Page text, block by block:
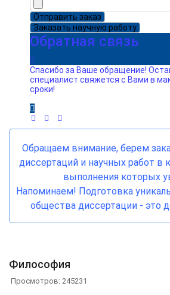
Отправить заказ
Заказать научную работу
Обратная связь
Спасибо за Ваше обращение!
специалист свяжется с Вами в
сроки!
Обращаем внимание, берем
диссертаций и научных работ в
выполнения которых
Напоминаем! Подготовка
общества диссертации - это
Философия
Просмотров: 245231